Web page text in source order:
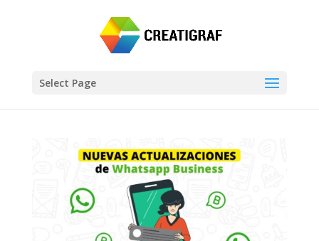
Select Page